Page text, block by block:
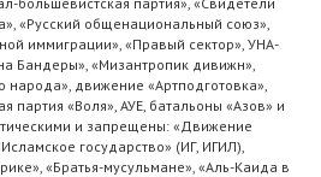
«Русский общенациональный союз»,
иммиграции», «Правый сектор», УНА-
Бандеры», «Мизантропик дивижн»,
народа», движение «Артподготовка»,
партия «Воля», АУЕ, батальоны «Азов» и
и запрещены: «Движение
государство» (ИГ, ИГИЛ),
«Братья-мусульмане», «Аль-Каида в